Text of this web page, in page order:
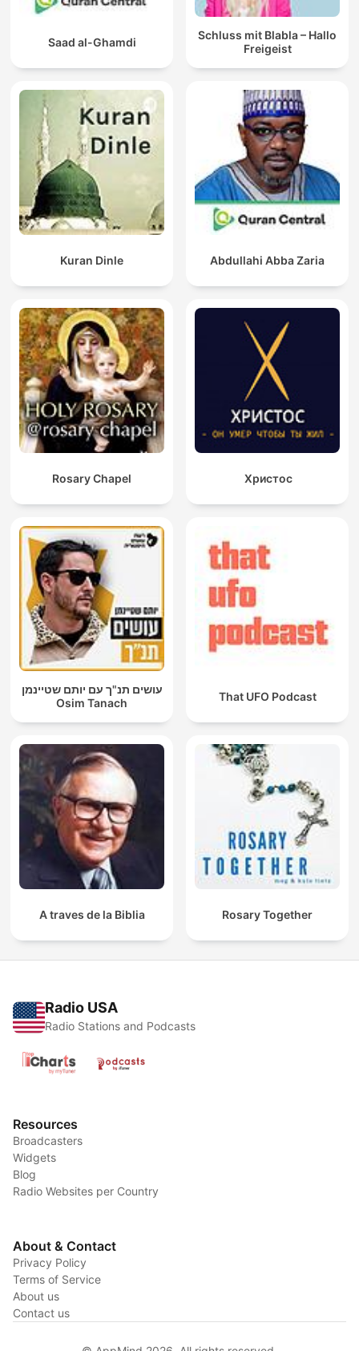
Saad al-Ghamdi
Schluss mit Blabla – Hallo
Freigeist
Kuran Dinle Abdullahi Abba Zaria
Rosary Chapel Христос
עושים תנ"ך עם יותם שטיינמן
Osim Tanach
That UFO Podcast
A traves de la Biblia Rosary Together
Radio USA
Radio Stations and Podcasts
Resources
Broadcasters
Widgets
Blog
Radio Websites per Country
About & Contact
Privacy Policy
Terms of Service
About us
Contact us